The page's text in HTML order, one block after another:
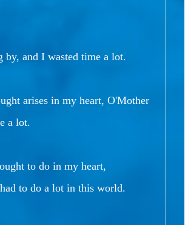
by, and I wasted time a lot.
arises in my heart, O'Mother
a lot.
to do in my heart,
to do a lot in this world.